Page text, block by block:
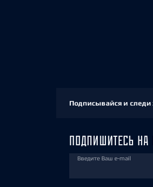
Подписывайся и следи
ПОДПИШИТЕСЬ
Введите Ваш e-mail